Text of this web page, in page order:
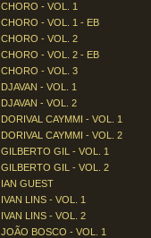
- VOL. 1
- VOL. 1 - EB
- VOL. 2
- VOL. 2 - EB
- VOL. 3
- VOL. 1
- VOL. 2
CAYMMI - VOL. 1
CAYMMI - VOL. 2
GIL - VOL. 1
GIL - VOL. 2
GUEST
LINS - VOL. 1
LINS - VOL. 2
BOSCO - VOL. 1